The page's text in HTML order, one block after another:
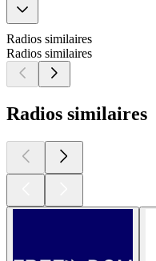
Radios similaires
Radios similaires
Radios similaires